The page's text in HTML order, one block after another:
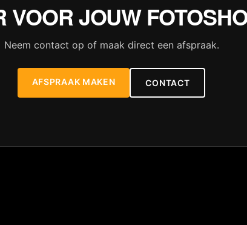
VOOR JOUW
Neem contact op of maak direct een afspraak.
AFSPRAAK MAKEN CONTACT